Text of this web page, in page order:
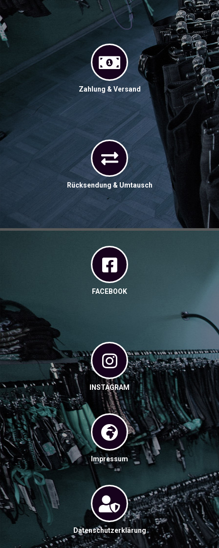
Zahlung & Versand
Rücksendung & Umtausch
FACEBOOK
INSTAGRAM
Impressum
Datenschutzerklärung